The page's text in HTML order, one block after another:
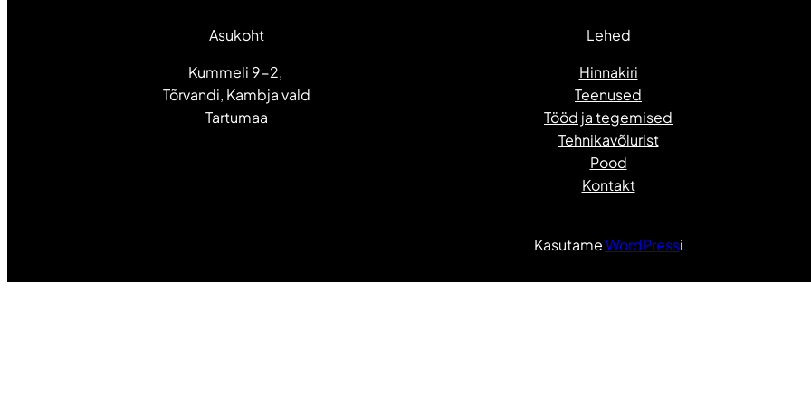
Asukoht
Kummeli 9-2,
Tõrvandi, Kambja vald
Tartumaa
Lehed
Hinnakiri
Teenused
Tööd ja tegemised
Tehnikavõlurist
Pood
Kontakt
KasutameWordPressi